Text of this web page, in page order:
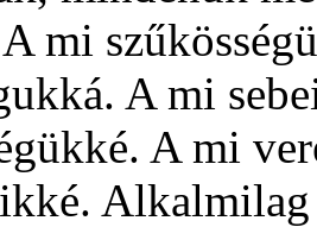
mi
A mi
A mi